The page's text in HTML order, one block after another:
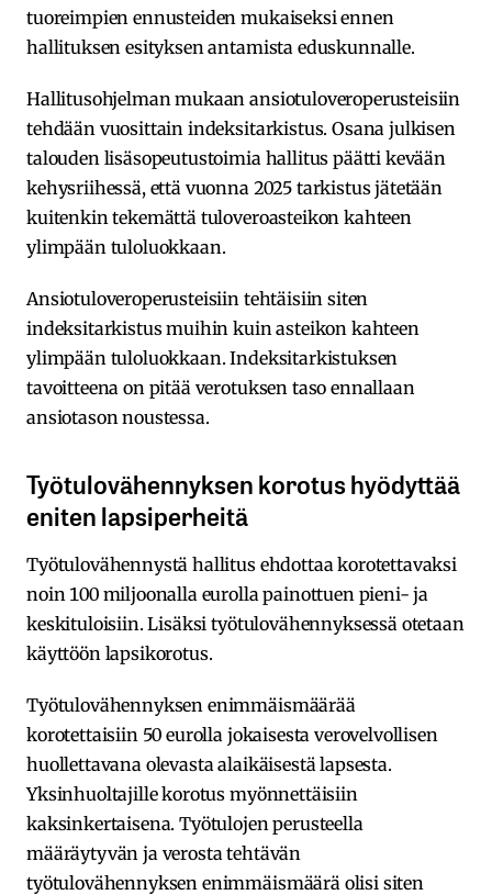
tuoreimpien ennusteiden mukaiseksi ennen
hallituksen esityksen antamista eduskunnalle.
Hallitusohjelman mukaan ansiotuloveroperusteisiin
tehdään vuosittain indeksitarkistus. Osana julkisen
talouden lisäsopeutustoimia hallitus päätti kevään
kehysriihessä, että vuonna 2025 tarkistus jätetään
kuitenkin tekemättä tuloveroasteikon kahteen
ylimpään tuloluokkaan.
Ansiotuloveroperusteisiin tehtäisiin siten
indeksitarkistus muihin kuin asteikon kahteen
ylimpään tuloluokkaan. Indeksitarkistuksen
tavoitteena on pitää verotuksen taso ennallaan
ansiotason noustessa.
Työtulovähennyksen korotus hyödyttää
eniten lapsiperheitä
Työtulovähennystä hallitus ehdottaa korotettavaksi
noin 100 miljoonalla eurolla painottuen pieni- ja
keskituloisiin. Lisäksi työtulovähennyksessä otetaan
käyttöön lapsikorotus.
Työtulovähennyksen enimmäismäärää
korotettaisiin 50 eurolla jokaisesta verovelvollisen
huollettavana olevasta alaikäisestä lapsesta.
Yksinhuoltajille korotus myönnettäisiin
kaksinkertaisena. Työtulojen perusteella
määräytyvän ja verosta tehtävän
työtulovähennyksen enimmäismäärä olisi siten